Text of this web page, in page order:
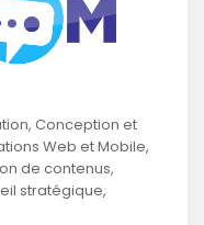
Conception et
Web et Mobile,
de contenus,
stratégique,